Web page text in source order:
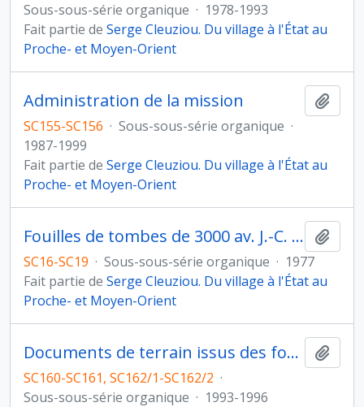
Sous-sous-série organique · 1978-1993
Fait partie de Serge Cleuziou. Du village à l'État au
Proche- et Moyen-Orient
Administration de la mission
SC155-SC156 · Sous-sous-série organique ·
1987-1999
Fait partie de Serge Cleuziou. Du village à l'État au
Proche- et Moyen-Orient
Fouilles de tombes de 3000 av. J.-C. dans le Djebel Hafit
SC16-SC19 · Sous-sous-série organique · 1977
Fait partie de Serge Cleuziou. Du village à l'État au
Proche- et Moyen-Orient
Documents de terrain issus des fouilles d'Ak Depe
SC160-SC161, SC162/1-SC162/2 ·
Sous-sous-série organique · 1993-1996